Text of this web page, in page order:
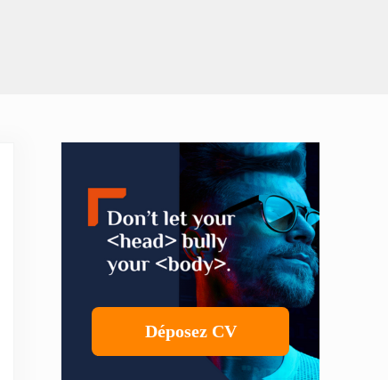
Déposez CV